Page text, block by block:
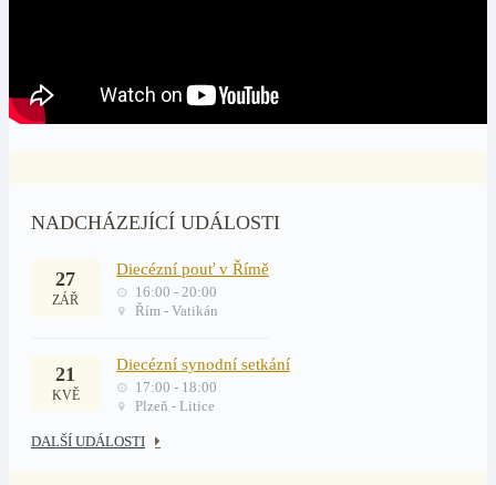
NADCHÁZEJÍCÍ UDÁLOSTI
27
ZÁŘ
Diecézní pouť v Římě
16:00 - 20:00
Řím - Vatikán
21
KVĚ
Diecézní synodní setkání
17:00 - 18:00
Plzeň - Litice
DALŠÍ UDÁLOSTI